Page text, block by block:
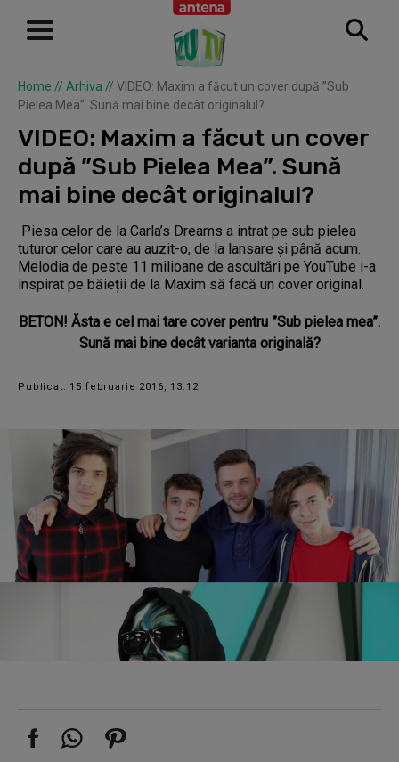
Home // Arhiva // VIDEO: Maxim a făcut un cover după ”Sub
Pielea Mea”. Sună mai bine decât originalul?
VIDEO: Maxim a făcut un cover
după ”Sub Pielea Mea”. Sună
mai bine decât originalul?
Piesa celor de la Carla’s Dreams a intrat pe sub pielea
tuturor celor care au auzit-o, de la lansare și până acum.
Melodia de peste 11 milioane de ascultări pe YouTube i-a
inspirat pe băieții de la Maxim să facă un cover original.
BETON! Ăsta e cel mai tare cover pentru ”Sub pielea mea”.
Sună mai bine decât varianta originală?
Publicat: 15 februarie 2016, 13:12